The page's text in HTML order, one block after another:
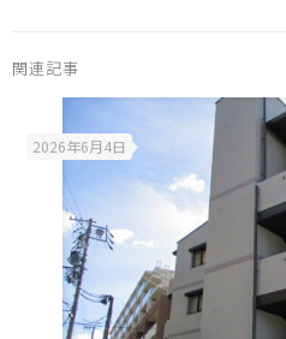
関連記事
2026年6月4日